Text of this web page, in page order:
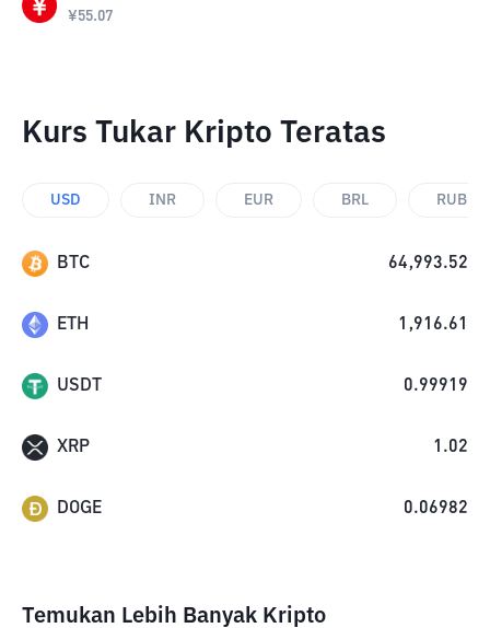
¥55.07
Kurs Tukar Kripto Teratas
USD INR EUR BRL RUB
BTC 64,993.52
ETH 1,916.61
USDT 0.99919
XRP 1.02
DOGE 0.06982
Temukan Lebih Banyak Kripto